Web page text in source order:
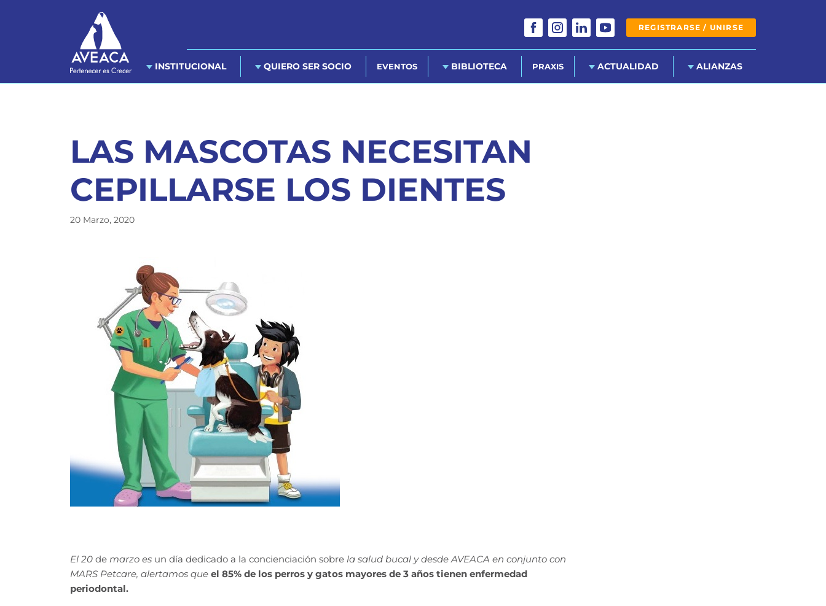
REGISTRARSE / UNIRSE
INSTITUCIONAL QUIERO SER SOCIO EVENTOS BIBLIOTECA PRAXIS ACTUALIDAD ALIANZAS
LAS MASCOTAS NECESITAN
CEPILLARSE LOS DIENTES
20 Marzo, 2020
El 20 de marzo es un día dedicado a la concienciación sobre la salud bucal y desde AVEACA en conjunto con
MARS Petcare, alertamos que el 85% de los perros y gatos mayores de 3 años tienen enfermedad
periodontal.